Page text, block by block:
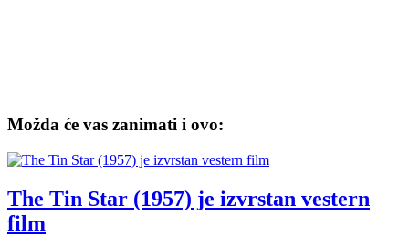
Možda će vas zanimati i ovo:
The Tin Star (1957) je izvrstan vestern
film